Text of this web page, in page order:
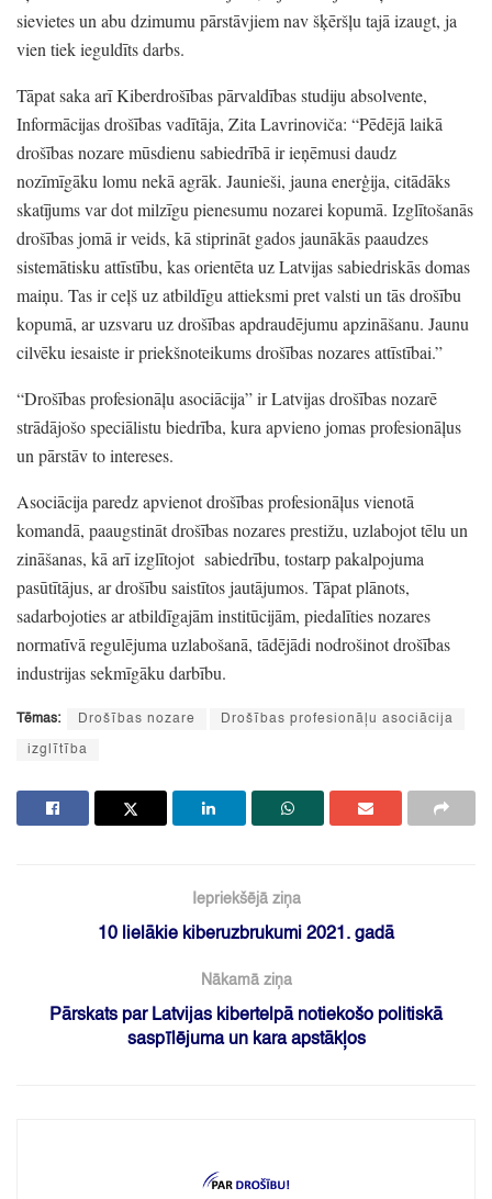
sievietes un abu dzimumu pārstāvjiem nav šķēršļu tajā izaugt, ja
vien tiek ieguldīts darbs.
Tāpat saka arī Kiberdrošības pārvaldības studiju absolvente,
Informācijas drošības vadītāja, Zita Lavrinoviča: “Pēdējā laikā
drošības nozare mūsdienu sabiedrībā ir ieņēmusi daudz
nozīmīgāku lomu nekā agrāk. Jaunieši, jauna enerģija, citādāks
skatījums var dot milzīgu pienesumu nozarei kopumā. Izglītošanās
drošības jomā ir veids, kā stiprināt gados jaunākās paaudzes
sistemātisku attīstību, kas orientēta uz Latvijas sabiedriskās domas
maiņu. Tas ir ceļš uz atbildīgu attieksmi pret valsti un tās drošību
kopumā, ar uzsvaru uz drošības apdraudējumu apzināšanu. Jaunu
cilvēku iesaiste ir priekšnoteikums drošības nozares attīstībai.”
“Drošības profesionāļu asociācija”ir Latvijas drošības nozarē
strādājošo speciālistu biedrība, kura apvieno jomas profesionāļus
un pārstāv to intereses.
Asociācija paredz apvienot drošības profesionāļus vienotā
komandā, paaugstināt drošības nozares prestižu, uzlabojot tēlu un
zināšanas, kā arī izglītojot sabiedrību, tostarp pakalpojuma
pasūtītājus, ar drošību saistītos jautājumos. Tāpat plānots,
sadarbojoties ar atbildīgajām institūcijām, piedalīties nozares
normatīvā regulējuma uzlabošanā, tādējādi nodrošinot drošības
industrijas sekmīgāku darbību.
Tēmas: Drošības nozare Drošības profesionāļu asociācija
izglītība
Iepriekšējā ziņa
10 lielākie kiberuzbrukumi 2021. gadā
Nākamā ziņa
Pārskats par Latvijas kibertelpā notiekošo politiskā
saspīlējuma un kara apstākļos